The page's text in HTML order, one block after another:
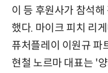
이 등 후원사가 참석
했다. 마이크 피치 리
퓨처플레이 이원규 파
현철 노르마 대표는 '